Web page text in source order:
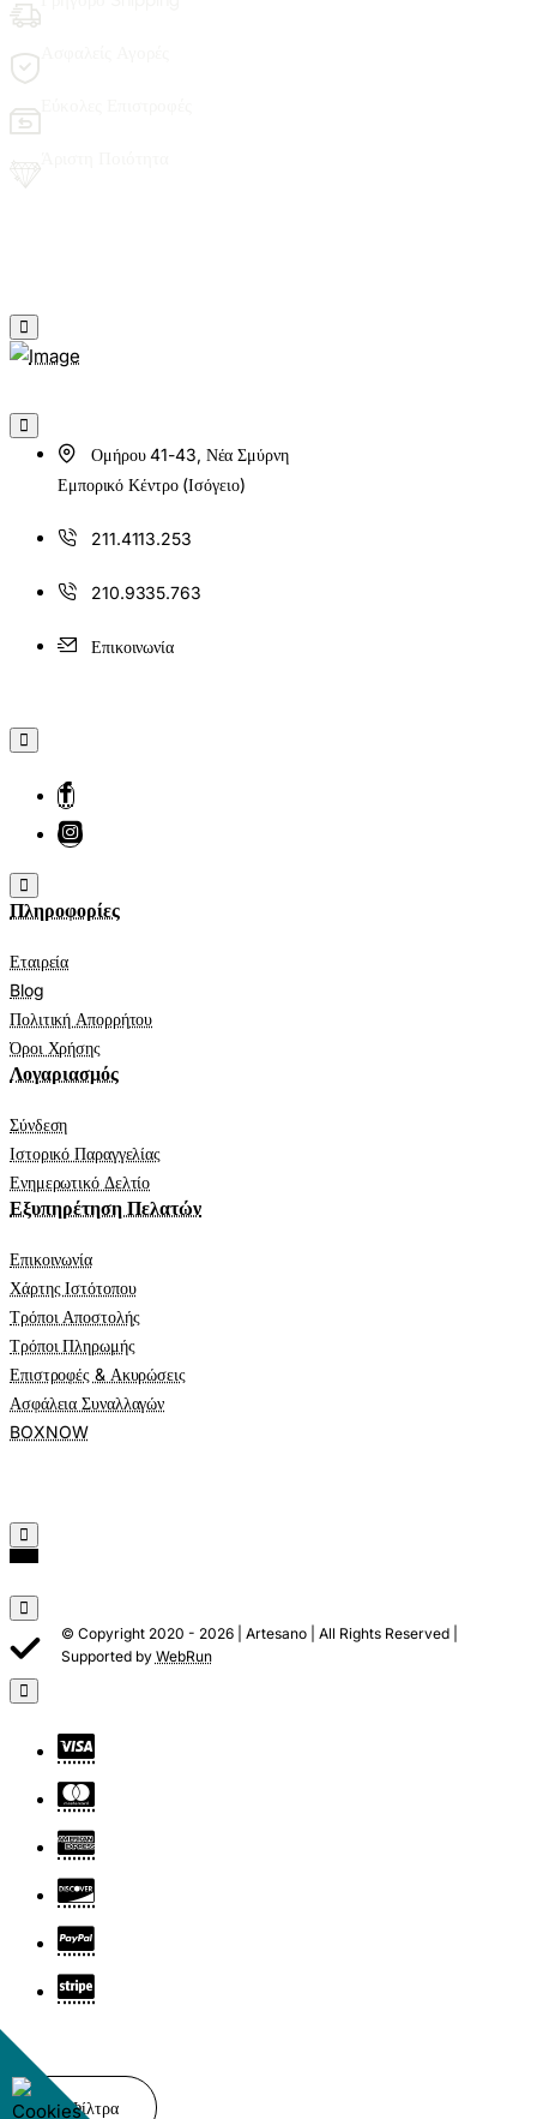
Ομήρου 41-43, Νέα Σμύρνη
Εμπορικό Κέντρο (Ισόγειο)
211.4113.253
210.9335.763
Επικοινωνία
Πληροφορίες
Εταιρεία
Blog
Πολιτική Απορρήτου
Όροι Χρήσης
Λογαριασμός
Σύνδεση
Ιστορικό Παραγγελίας
Ενημερωτικό Δελτίο
Εξυπηρέτηση Πελατών
Επικοινωνία
Χάρτης Ιστότοπου
Τρόποι Αποστολής
Τρόποι Πληρωμής
Επιστροφές & Ακυρώσεις
Ασφάλεια Συναλλαγών
BOXNOW
© Copyright 2020 - 2026 | Artesano | All Rights Reserved |
Supported by WebRun
Φίλτρα